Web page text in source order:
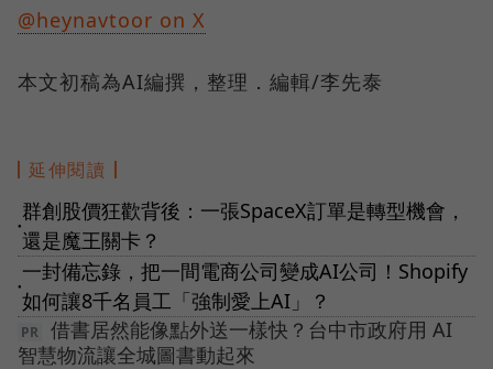
@heynavtoor on X
本文初稿為AI編撰，整理．編輯/李先泰
延伸閱讀
●
群創股價狂歡背後：一張SpaceX訂單是轉型機會，
還是魔王關卡？
●
一封備忘錄，把一間電商公司變成AI公司！Shopify
如何讓8千名員工「強制愛上AI」？
借書居然能像點外送一樣快？台中市政府用 AI
智慧物流讓全城圖書動起來